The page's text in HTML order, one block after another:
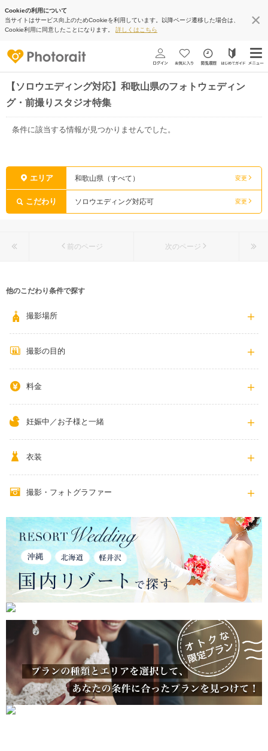
Cookieの利用について
当サイトはサービス向上のためCookieを利用しています。以降ページ遷移した場合は、
Cookie利用に同意したことになります。 詳しくはこちら
【ソロウエディング対応】和歌山県のフォトウェディン
グ・前撮りスタジオ特集
条件に該当する情報が見つかりませんでした。
エリア 和歌山県（すべて） 変更
こだわり ソロウエディング対応可 変更
前のページ 次のページ
他のこだわり条件で探す
撮影場所
撮影の目的
料金
妊娠中／お子様と一緒
衣装
撮影・フォトグラファー